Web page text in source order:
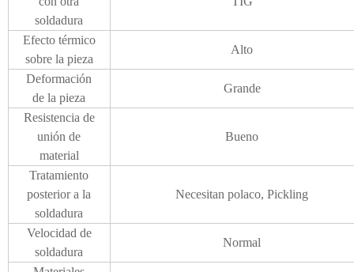
soldadura
Efecto térmico
sobre la pieza
Alto
Deformación
de la pieza
Grande
Resistencia de
unión de
material
Bueno
Tratamiento
posterior a la
soldadura
Necesitan polaco, Pickling
Velocidad de
soldadura
Normal